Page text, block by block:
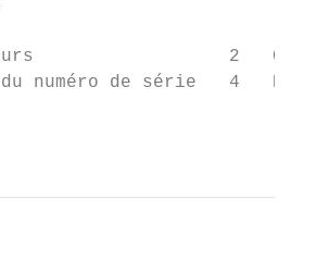
2
numéro de série   4